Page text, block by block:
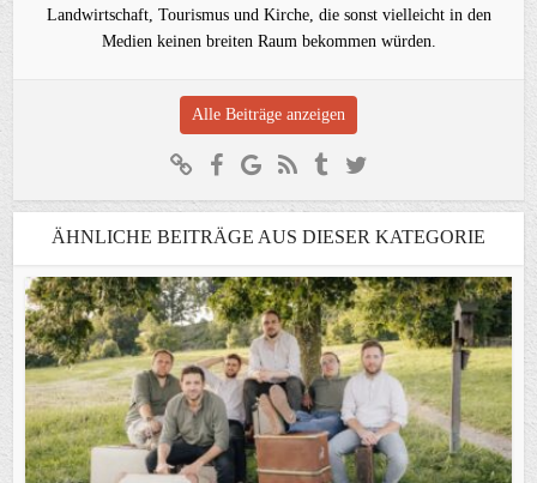
Landwirtschaft, Tourismus und Kirche, die sonst vielleicht in den
Medien keinen breiten Raum bekommen würden.
Alle Beiträge anzeigen
ÄHNLICHE BEITRÄGE AUS DIESER KATEGORIE